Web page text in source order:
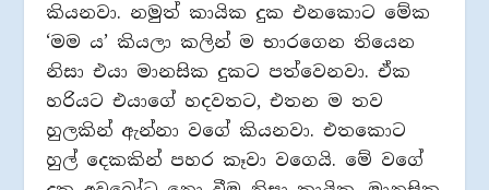
කියනවා. නමුත් කායික දුක එනකොට මේක
‘මම ය’ කියලා කලින් ම භාරගෙන තියෙන
නිසා එයා මානසික දුකට පත්වෙනවා. ඒක
හරියට එයාගේ හදවතට, එතන ම තව
හුලකින් ඇන්නා වගේ කියනවා. එතකොට
හුල් දෙකකින් පහර කෑවා වගෙයි. මේ වගේ